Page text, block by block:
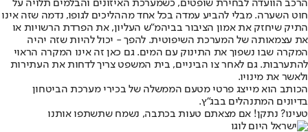
הרכב הוועדה לבחירת שופטים, כשמערכת האיזונים והבלמים תלויה על
חוט השערה. מבלי להביע עמדה בכל אחד מההליכים לגופו, נדמה שזה אינו
התיק שיחזק את אמון הציבור בביהמ"ש העליון, את הפרדת הרשויות או
את עצמאותה של המערכת השיפוטית. להפך - יכול להיות שזה יהיה
המקרה שבו נשפוך את התינוק עם המים. גם כאן זה אינו המקרה הראוי
להתערבות. גם לאחר צו הביניים, בית המשפט צריך לדחות את העתירות
ולאשר את מינויו.
הכותב הוא מייצג פרטי מטעם הממשלה של בכירי מערכת הביטחון
בדיונים המתנהלים בבג"ץ.
טעינו? נתקן! אם מצאתם טעות בכתבה, נשמח שתשתפו אותנו